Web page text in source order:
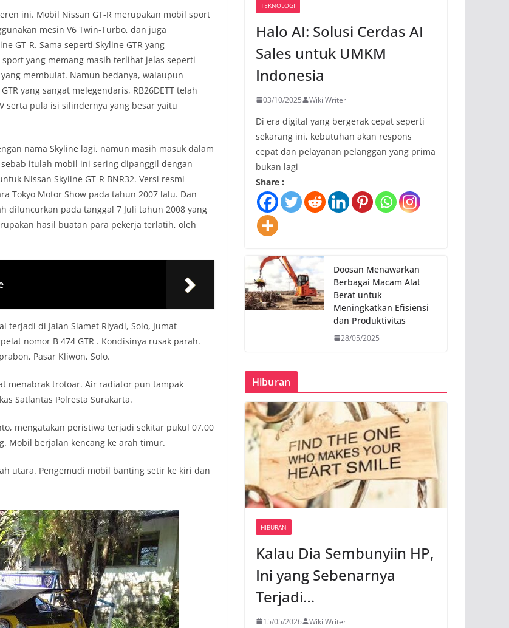
ini. Mobil Nissan GT-R merupakan mobil sport
mesin V6 Twin-Turbo, dan juga
GT-R. Sama seperti Skyline GTR yang
yang memang masih terlihat jelas seperti
membulat. Namun bedanya, walaupun
yang sangat melegendaris, RB26DETT telah
serta pula isi silindernya yang besar yaitu
nama Skyline lagi, namun masih masuk dalam
itulah mobil ini sering dipanggil dengan
Nissan Skyline GT-R BNR32. Versi resmi
Tokyo Motor Show pada tahun 2007 lalu. Dan
diluncurkan pada tanggal 7 Juli tahun 2008 yang
hasil buatan para pekerja terlatih, oleh
terjadi di Jalan Slamet Riyadi, Solo, Jumat
nomor B 474 GTR . Kondisinya rusak parah.
Pasar Kliwon, Solo.
menabrak trotoar. Air radiator pun tampak
Satlantas Polresta Surakarta.
mengatakan peristiwa terjadi sekitar pukul 07.00
Mobil berjalan kencang ke arah timur.
utara. Pengemudi mobil banting setir ke kiri dan
TEKNOLOGI
Halo AI: Solusi Cerdas AI
Sales untuk UMKM
Indonesia
03/10/2025 Wiki Writer
Di era digital yang bergerak cepat seperti
sekarang ini, kebutuhan akan respons
cepat dan pelayanan pelanggan yang prima
bukan lagi
Share :
Doosan Menawarkan
Berbagai Macam Alat
Berat untuk
Meningkatkan Efisiensi
dan Produktivitas
28/05/2025
Hiburan
HIBURAN
Kalau Dia Sembunyiin HP,
Ini yang Sebenarnya
Terjadi…
15/05/2026 Wiki Writer